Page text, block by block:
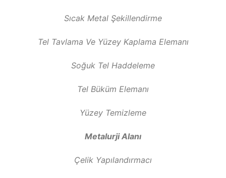
Sıcak Metal Şekillendirme
Tel Tavlama Ve Yüzey Kaplama Elemanı
Soğuk Tel Haddeleme
Tel Büküm Elemanı
Yüzey Temizleme
Metalurji Alanı
Çelik Yapılandırmacı